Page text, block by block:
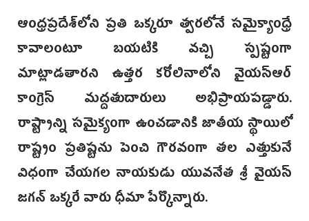
ఆంధ్రప్రదేశ్‌లోని ప్రతి ఒక్కరూ త్వరలోనే సమైక్యాంధ్రే
కావాలంటూ బయటికి వచ్చి స్పష్టంగా
మాట్లాడతారని ఉత్తర కరోలినాలోని వైయస్ఆర్‌
కాంగ్రెస్‌ మద్దతుదారులు అభిప్రాయపడ్డారు.
రాష్ట్రాన్ని సమైక్యంగా ఉంచడానికి జాతీయ స్థాయిలో
రాష్ట్రం ప్రతిష్టను పెంచి గౌరవంగా తల ఎత్తుకునే
విధంగా చేయగల నాయకుడు యువనేత శ్రీ వైయస్‌
జగన్‌ ఒక్కరే వారు ధీమా పేర్కొన్నారు.